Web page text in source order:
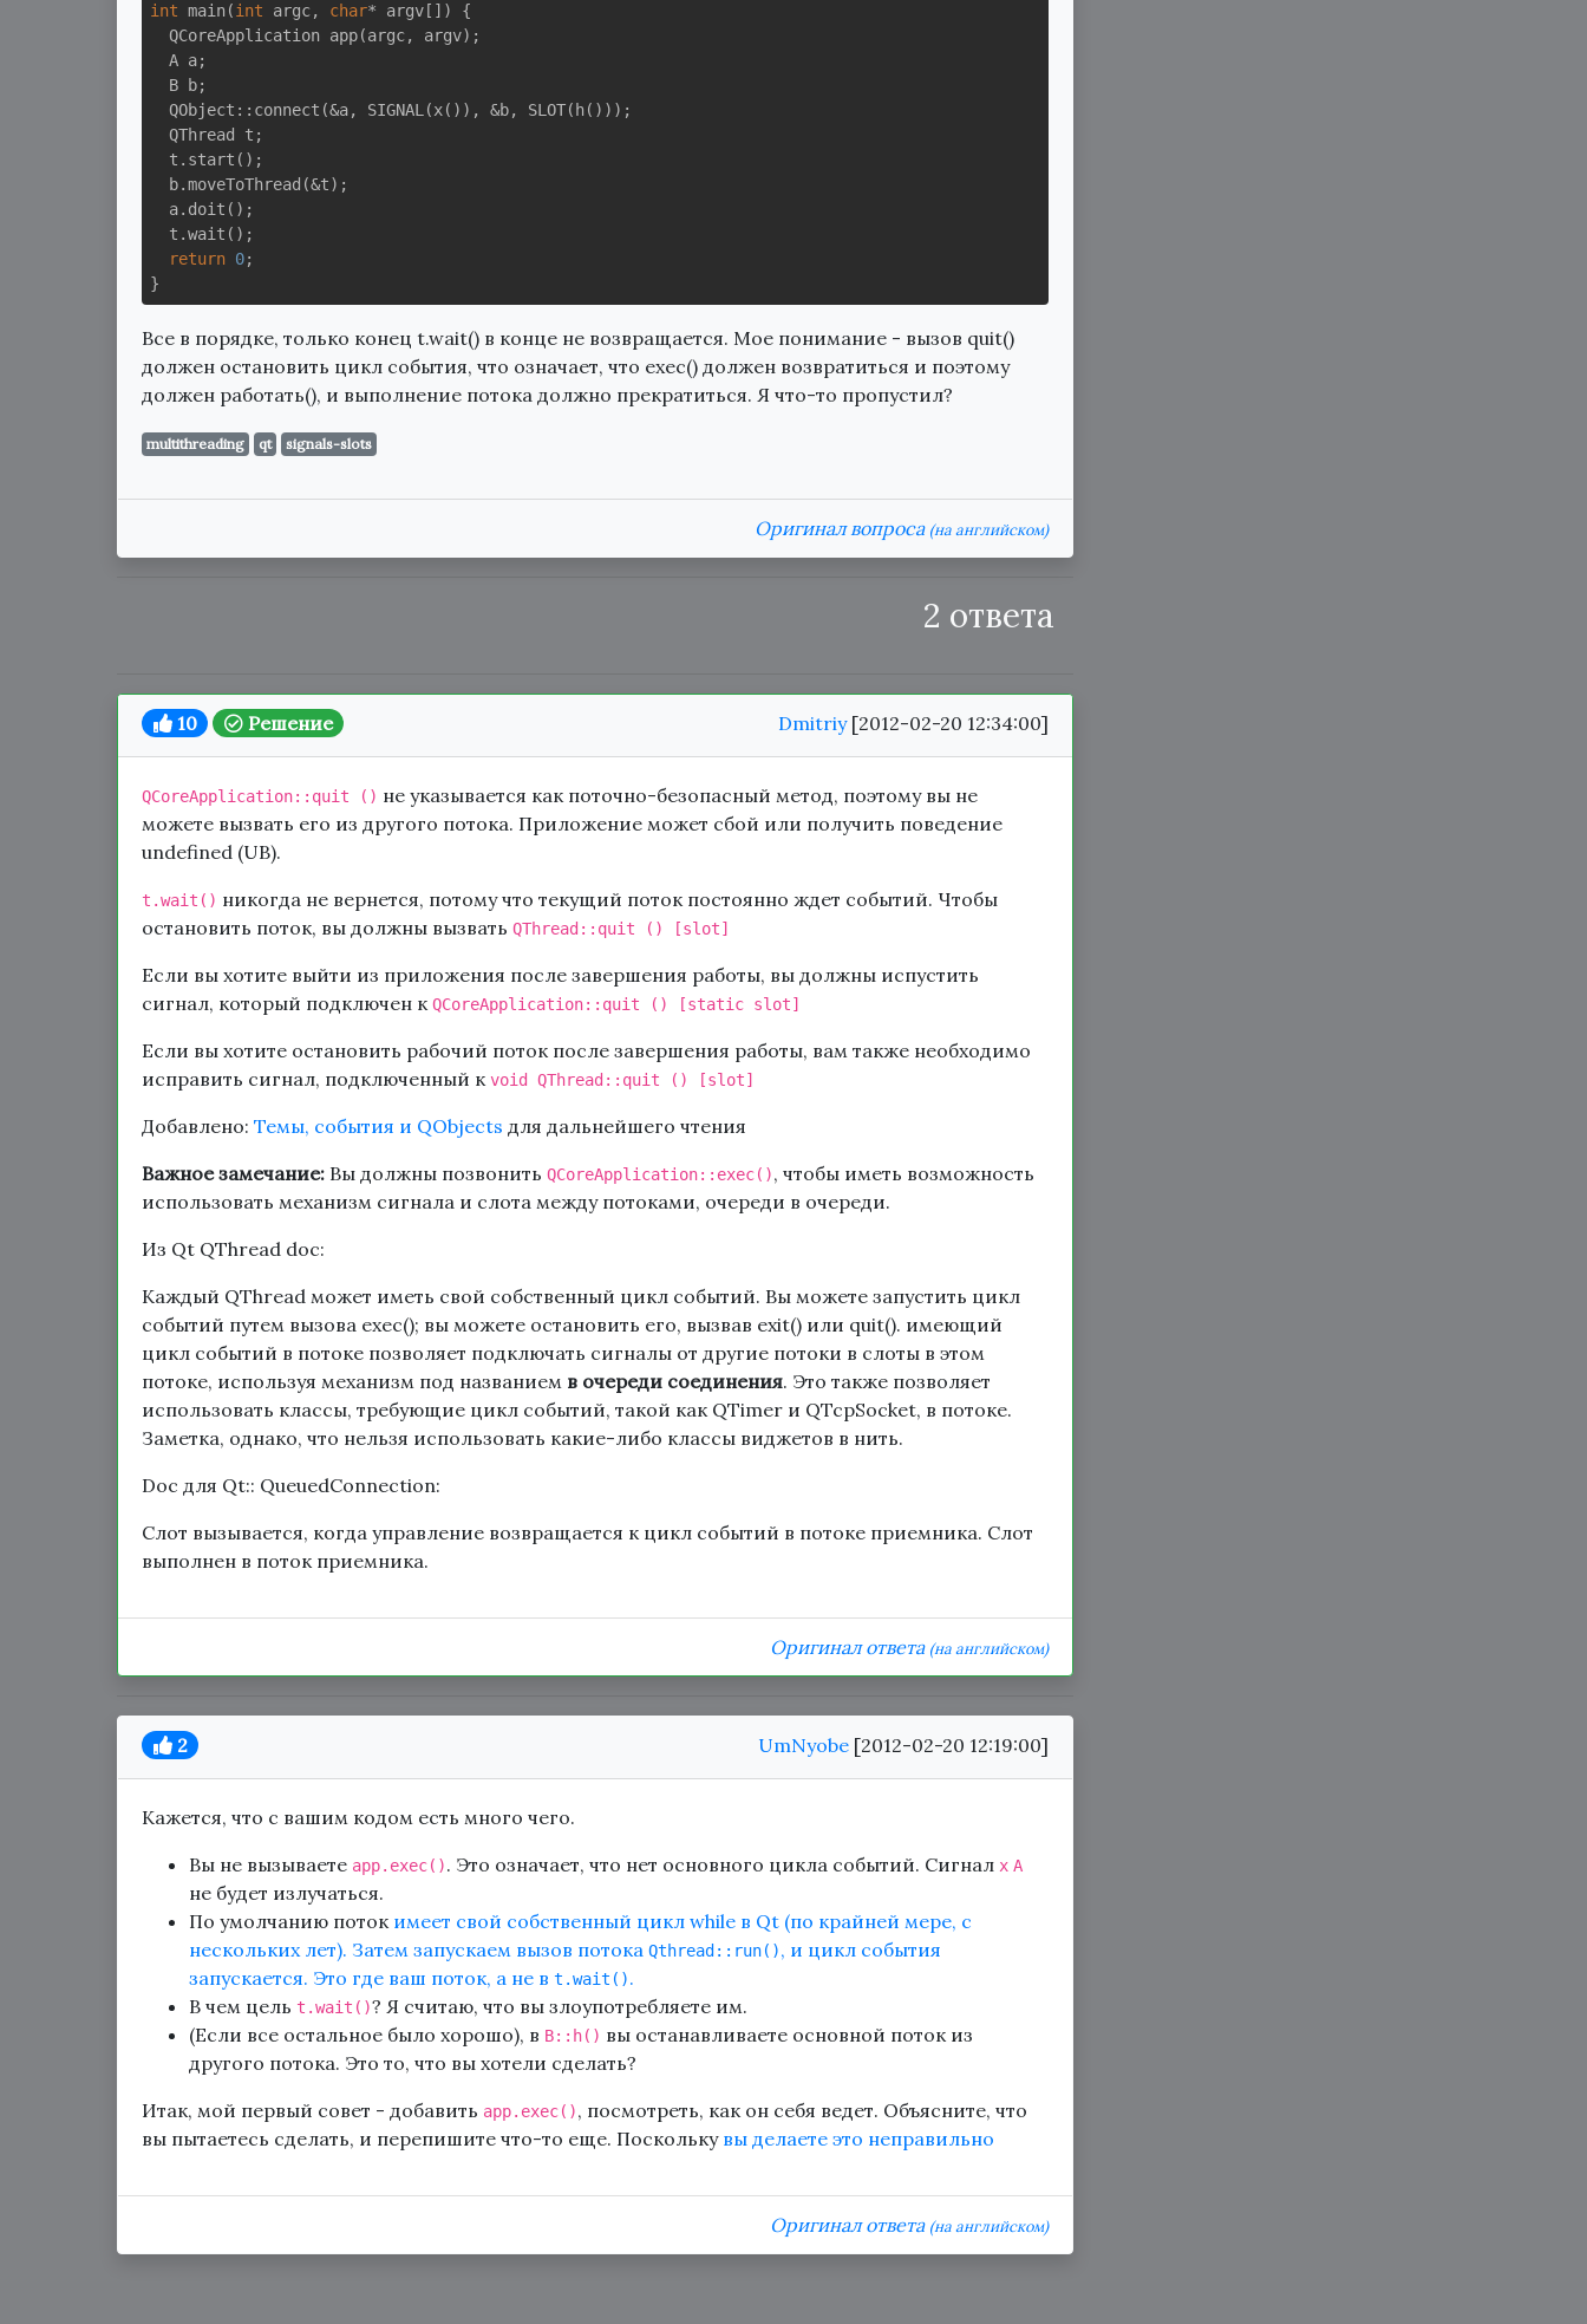
int main(int argc, char* argv[])
{
QCoreApplication app(argc, argv) ;
return 0;
Все в порядке, только конец t.wait() в конце не возвращается. Мое понимание - вызов quit()
должен остановить цикл события, что означает, что exec() должен возвратиться и поэтому
должен работать(), и выполнение потока должно прекратиться. Я что-то пропустил?
multithreading qt signals-slots
Оригинал вопроса (на английском)
2 ответа
10 Решение Dmitriy[2012-02-20 12:34:00]
QCoreApplication::quit () не указывается как поточно-безопасный метод, поэтому вы не
можете вызвать его из другого потока. Приложение может сбой или получить поведение
undefined (UB).
t.wait() никогда не вернется, потому что текущий поток постоянно ждет событий. Чтобы
остановить поток, вы должны вызвать QThread::quit () [slot]
Если вы хотите выйти из приложения после завершения работы, вы должны испустить
сигнал, который подключен кQCoreApplication::quit () [static slot]
Если вы хотите остановить рабочий поток после завершения работы, вам также необходимо
исправить сигнал, подключенный кvoid QThread::quit () [slot]
Добавлено: Темы, события и QObjects для дальнейшего чтения
Важное замечание: Вы должны позвонить QCoreApplication::exec(), чтобы иметь возможность
использовать механизм сигнала и слота между потоками, очереди в очереди.
Из Qt QThread doc:
Каждый QThread может иметь свой собственный цикл событий. Вы можете запустить цикл
событий путем вызова exec(); вы можете остановить его, вызвав exit() или quit(). имеющий
цикл событий в потоке позволяет подключать сигналы от другие потоки в слоты в этом
потоке, используя механизм под названием в очереди соединения. Это также позволяет
использовать классы, требующие цикл событий, такой как QTimer и QTcpSocket, в потоке.
Заметка, однако, что нельзя использовать какие-либо классы виджетов в нить.
Doc для Qt:: QueuedConnection:
Слот вызывается, когда управление возвращается к цикл событий в потоке приемника. Слот
выполнен в поток приемника.
Оригинал ответа (на английском)
2 UmNyobe [2012-02-20 12:19:00]
Кажется, что с вашим кодом есть много чего.
Вы не вызываете app.exec(). Это означает, что нет основного цикла событий. Сигнал x A
не будет излучаться.
По умолчанию поток имеет свой собственный цикл while в Qt (по крайней мере, с
нескольких лет). Затем запускаем вызов потока Qthread::run(), и цикл события
запускается. Это где ваш поток, а не в t.wait().
В чем цель t.wait()? Я считаю, что вы злоупотребляете им.
(Если все остальное было хорошо), в B::h() вы останавливаете основной поток из
другого потока. Это то, что вы хотели сделать?
Итак, мой первый совет - добавить app.exec(), посмотреть, как он себя ведет. Объясните, что
вы пытаетесь сделать, и перепишите что-то еще. Поскольку вы делаете это неправильно
Оригинал ответа (на английском)